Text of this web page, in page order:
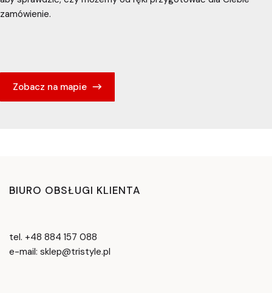
zamówienie.
Zobacz na mapie
BIURO OBSŁUGI KLIENTA
tel. +48 884 157 088
e-mail: sklep@tristyle.pl